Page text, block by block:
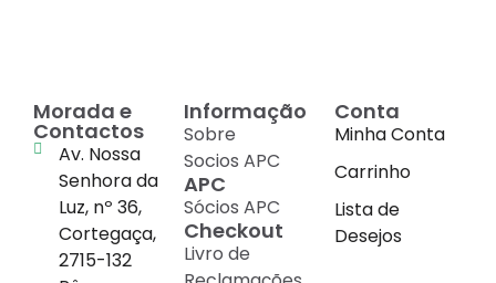
Morada e
Contactos
Av. Nossa
Senhora da
Luz, nº 36,
Cortegaça,
2715-132
Informação
Sobre
Socios APC
APC
Sócios APC
Checkout
Livro de
Conta
Minha Conta
Carrinho
Lista de
Desejos